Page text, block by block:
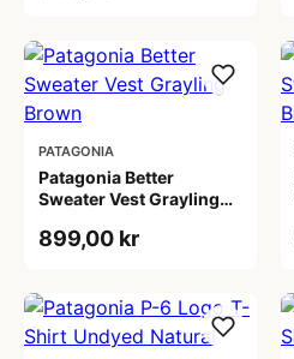
PATAGONIA
Patagonia Better
Sweater Vest Grayling
899,00 kr